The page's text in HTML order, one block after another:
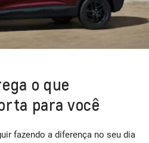
o que
para você
fazendo a diferença no seu dia